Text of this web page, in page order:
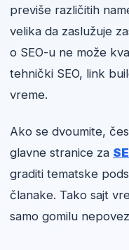
previše različitih
velika da zaslužuje
o SEO-u ne može
tehnički SEO, link
vreme.
Ako se dvoumite,
glavne stranice za
graditi tematske
članake. Tako sajt
samo gomilu